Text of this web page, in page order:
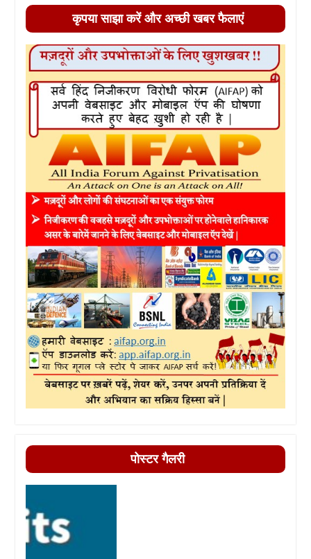
कृपया साझा करें और अच्छी खबर फैलाएं
पोस्टर गैलरी